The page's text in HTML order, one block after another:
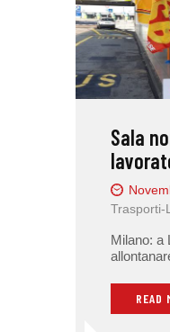
Sala
Trasporti-
Milano: a
READ